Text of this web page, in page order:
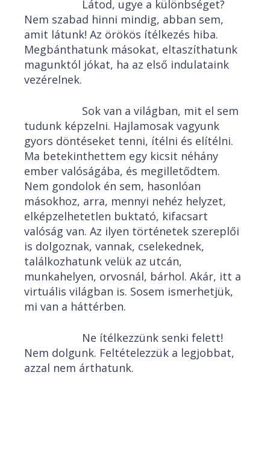
Látod, ugye a különbséget?
Nem szabad hinni mindig, abban sem,
amit látunk! Az örökös ítélkezés hiba.
Megbánthatunk másokat, eltaszíthatunk
magunktól jókat, ha az első indulataink
vezérelnek.
Sok van a világban, mit el sem
tudunk képzelni. Hajlamosak vagyunk
gyors döntéseket tenni, ítélni és elítélni.
Ma betekinthettem egy kicsit néhány
ember valóságába, és megilletődtem.
Nem gondolok én sem, hasonlóan
másokhoz, arra, mennyi nehéz helyzet,
elképzelhetetlen buktató, kifacsart
valóság van. Az ilyen történetek szereplői
is dolgoznak, vannak, cselekednek,
találkozhatunk velük az utcán,
munkahelyen, orvosnál, bárhol. Akár, itt a
virtuális világban is. Sosem ismerhetjük,
mi van a háttérben.
Ne ítélkezzünk senki felett!
Nem dolgunk. Feltételezzük a legjobbat,
azzal nem árthatunk.